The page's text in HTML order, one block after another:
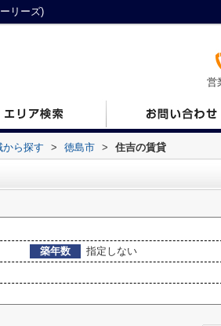
リーズ)
営
から探す > 徳島市 > 住吉の賃貸
築年数
指定しない